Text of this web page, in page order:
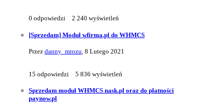
0 odpowiedzi 2 240 wyświetleń
[Sprzedam] Moduł wfirma.pl do WHMCS
Przez danny_mrozu 8 Lutego 2021
15 odpowiedzi 5 836 wyświetleń
Sprzedam moduł WHMCS nask.pl oraz do płatności
paynow.pl